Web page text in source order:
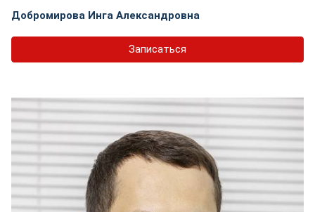
Добромирова Инга Александровна
Записаться